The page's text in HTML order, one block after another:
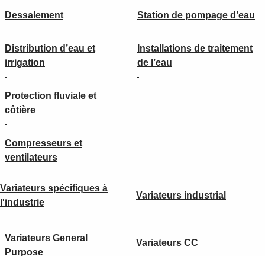
Dessalement Station de pompage d’eau
Distribution d’eau et
irrigation
Installations de traitement
de l’eau
Protection fluviale et
côtière
Compresseurs et
ventilateurs
Variateurs spécifiques à
l'industrie
Variateurs industrial
Variateurs General
Purpose
Variateurs CC